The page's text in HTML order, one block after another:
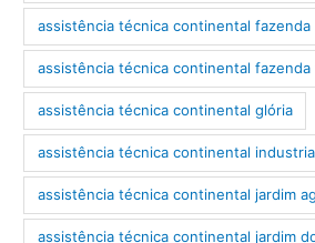
assistência técnica continental
assistência técnica continental fazenda
assistência técnica continental glória
assistência técnica continental
assistência técnica continental jardim
assistência técnica continental jardim